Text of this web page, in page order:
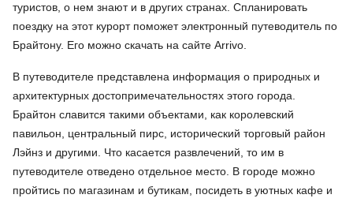
туристов, о нем знают и в других странах. Спланировать
поездку на этот курорт поможет электронный путеводитель по
Брайтону. Его можно скачать на сайте Arrivo.
В путеводителе представлена информация о природных и
архитектурных достопримечательностях этого города.
Брайтон славится такими объектами, как королевский
павильон, центральный пирс, исторический торговый район
Лэйнз и другими. Что касается развлечений, то им в
путеводителе отведено отдельное место. В городе можно
пройтись по магазинам и бутикам, посидеть в уютных кафе и